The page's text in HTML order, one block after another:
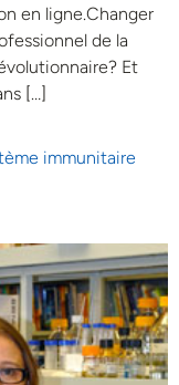
en ligne.Changer
de la
Et
[…]
immunitaire